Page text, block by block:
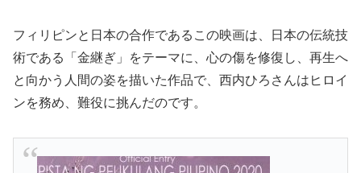
フィリピンと日本の合作であるこの映画は、日本の伝統技
術である「金継ぎ」をテーマに、心の傷を修復し、再生へ
と向かう人間の姿を描いた作品で、西内ひろさんはヒロイ
ンを務め、難役に挑んだのです。